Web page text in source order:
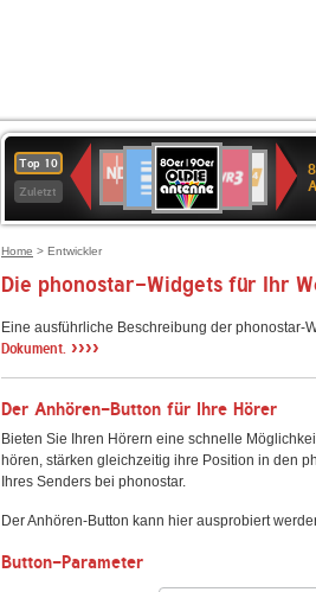
Top 10
Zuletzt
Deutschlandfunk
80er
90er
OLDIE
ANTENNE
SWR3
SWR
Kultur
NDR
2
Home > Entwickler
Die phonostar-Widgets für Ihr
Eine ausführliche Beschreibung der
Dokument. ››››
Der Anhören-Button für Ihre Hörer
Bieten Sie Ihren Hörern eine schnelle
hören, stärken gleichzeitig ihre Position in den
Ihres Senders bei phonostar.
Der Anhören-Button kann hier ausprobiert
Button-Parameter